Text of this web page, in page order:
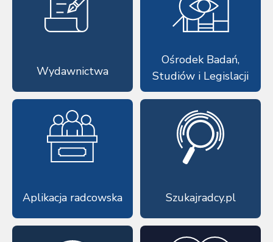
Wydawnictwa
Ośrodek Badań,
Studiów i Legislacji
Aplikacja radcowska Szukajradcy.pl